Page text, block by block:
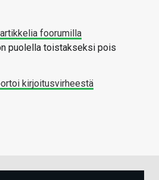
foorumilla
puolella toistakseksi pois
kirjoitusvirheestä